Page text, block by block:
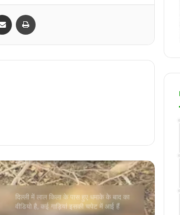
Share via Email
भिंड कलेक्टर संजीव श्रीवास्तव का तबादला, BJP
विधायक नरेंद्र सिंह कुशवाह से विवाद के 34 दिन
बाद ट्रांसफर
जोरदार ठोकर मारी
दिल्ली में लाल किला के पास हुए धमाके के बाद का
वीडियो है, कई गाड़ियां इसकी चपेट में आई हैं